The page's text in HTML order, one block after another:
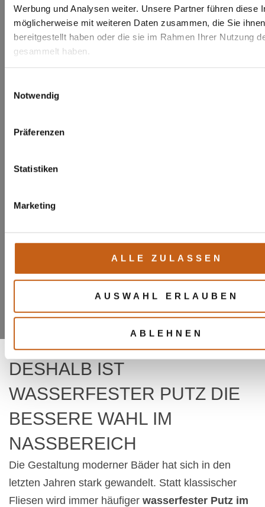
Werbung und Analysen weiter. Unsere Partner führen diese
möglicherweise mit weiteren Daten zusammen, die Sie ihnen
bereitgestellt haben oder die sie im Rahmen Ihrer Nutzung
gesammelt haben.
Notwendig
Präferenzen
Statistiken
Marketing
ALLE ZULASSEN
AUSWAHL ERLAUBEN
ABLEHNEN
WASSERFESTER
BADEZIMMER –
DESIGN OHNE
FLIESEN
DESHALB IST
WASSERFESTER PUTZ DIE
BESSERE WAHL IM
NASSBEREICH
Die Gestaltung moderner Bäder hat sich in den
letzten Jahren stark gewandelt. Statt klassischer
Fliesen wird immer häufiger wasserfester Putz im